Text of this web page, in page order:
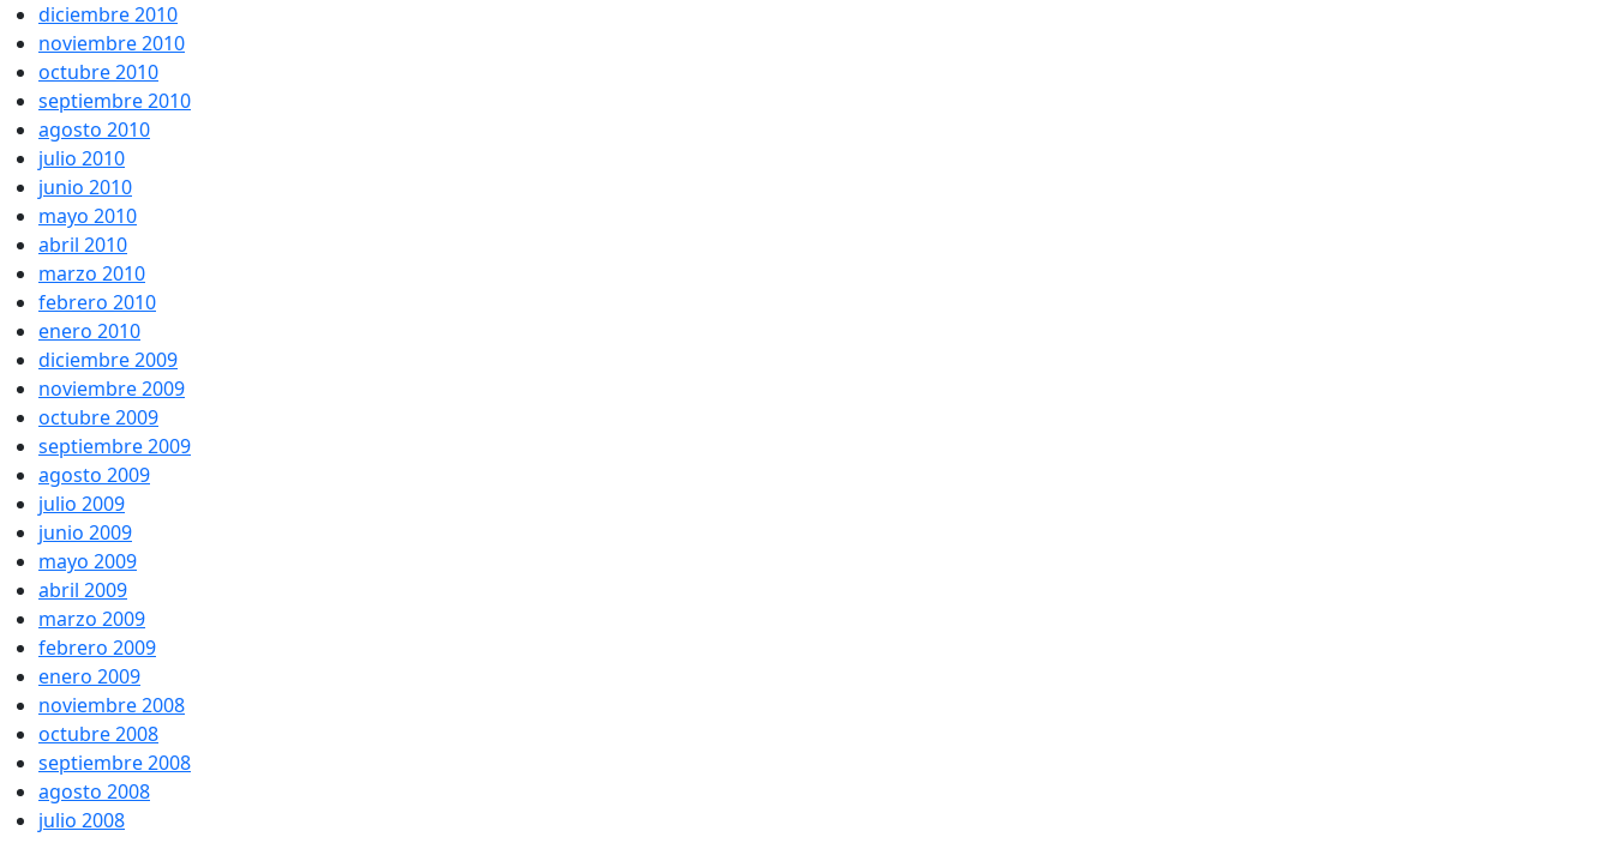
diciembre 2010
noviembre 2010
octubre 2010
septiembre 2010
agosto 2010
julio 2010
junio 2010
mayo 2010
abril 2010
marzo 2010
febrero 2010
enero 2010
diciembre 2009
noviembre 2009
octubre 2009
septiembre 2009
agosto 2009
julio 2009
junio 2009
mayo 2009
abril 2009
marzo 2009
febrero 2009
enero 2009
noviembre 2008
octubre 2008
septiembre 2008
agosto 2008
julio 2008